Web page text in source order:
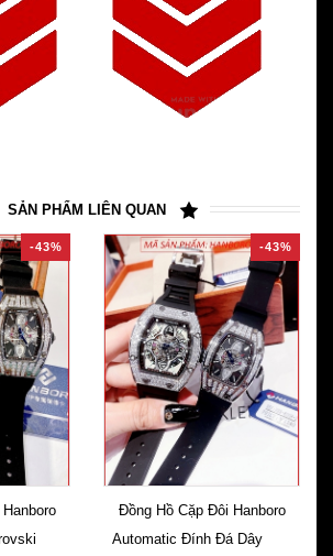
SẢN PHẨM LIÊN QUAN
-43%
Dây
-43%
Đồng Hồ Cặp Đôi Hanboro
Automatic Đính Đá Dây Cao